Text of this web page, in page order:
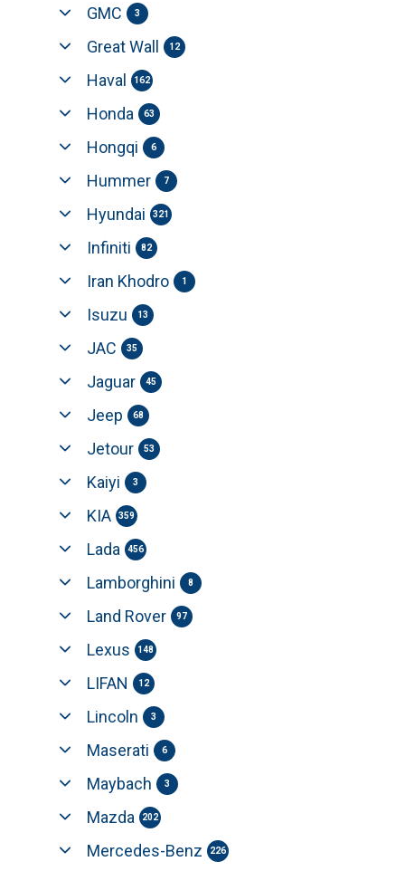
GMC 3
Great Wall 12
Haval 162
Honda 63
Hongqi 6
Hummer 7
Hyundai 321
Infiniti 82
Iran Khodro 1
Isuzu 13
JAC 35
Jaguar 45
Jeep 68
Jetour 53
Kaiyi 3
KIA 359
Lada 456
Lamborghini 8
Land Rover 97
Lexus 148
LIFAN 12
Lincoln 3
Maserati 6
Maybach 3
Mazda 202
Mercedes-Benz 226